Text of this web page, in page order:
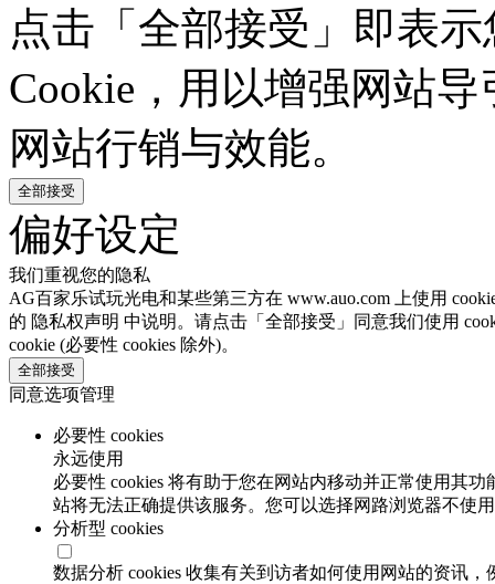
点击「全部接受」即表
Cookie，用以增强网站
网站行销与效能。
全部接受
偏好设定
我们重视您的隐私
AG百家乐试玩光电和某些第三方在 www.auo.com 上使用
的 隐私权声明 中说明。请点击「全部接受」同意我们使用
cookie (必要性 cookies 除外)。
全部接受
同意选项管理
必要性 cookies
永远使用
必要性 cookies 将有助于您在网站内移动并正常使用其
站将无法正确提供该服务。您可以选择网路浏览器不使
分析型 cookies
数据分析 cookies 收集有关到访者如何使用网站的资讯